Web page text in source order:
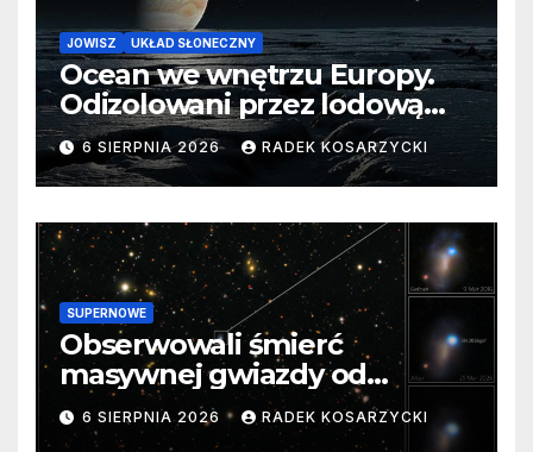
JOWISZ UKŁAD SŁONECZNY
Ocean we wnętrzu Europy.
Odizolowani przez lodową
barierę
6 SIERPNIA 2026 RADEK KOSARZYCKI
SUPERNOWE
Obserwowali śmierć
masywnej gwiazdy od
samego początku. Niezwykle
cenne dane
6 SIERPNIA 2026 RADEK KOSARZYCKI